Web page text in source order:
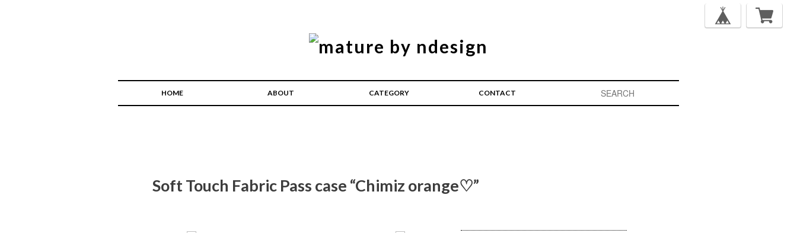
HOME ABOUT CATEGORY CONTACT
Soft Touch Fabric Pass case “Chimiz orange♡”